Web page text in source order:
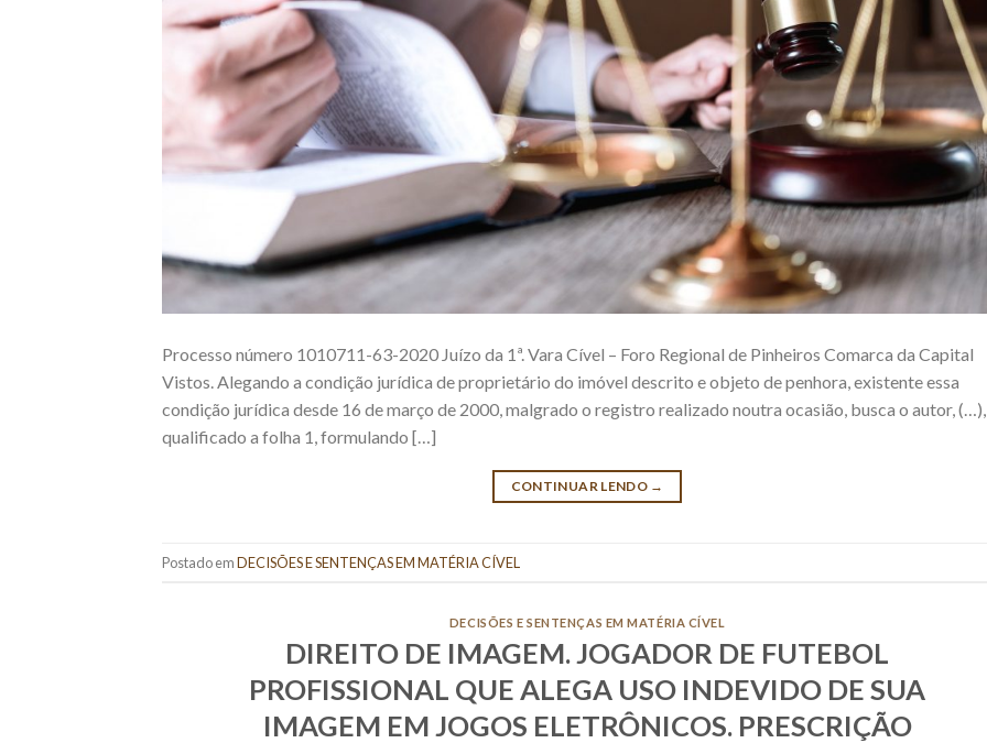
Processo número 1010711-63-2020 Juízo da 1ª. Vara Cível – Foro Regional de Pinheiros Comarca da Capital
Vistos. Alegando a condição jurídica de proprietário do imóvel descrito e objeto de penhora, existente essa
condição jurídica desde 16 de março de 2000, malgrado o registro realizado noutra ocasião, busca o autor, (…),
qualificado a folha 1, formulando […]
CONTINUAR LENDO →
Postado emDECISÕES E SENTENÇAS EM MATÉRIA CÍVEL
DECISÕES E SENTENÇAS EM MATÉRIA CÍVEL
DIREITO DE IMAGEM. JOGADOR DE FUTEBOL
PROFISSIONAL QUE ALEGA USO INDEVIDO DE SUA
IMAGEM EM JOGOS ELETRÔNICOS. PRESCRIÇÃO